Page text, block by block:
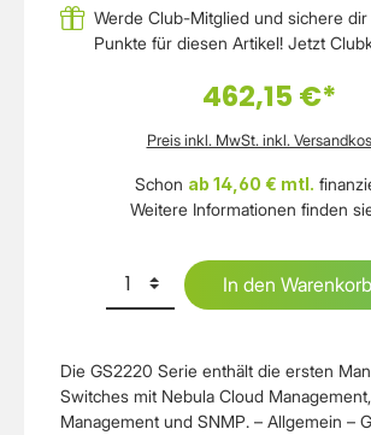
Die GS2220 Serie enthält die ersten
Switches mit Nebula Cloud
Management und SNMP. – Allgemein –
Werde Club-Mitglied und sichere
Punkte für diesen Artikel! Jetzt
462,15 €*
Preis inkl. MwSt. inkl.
Schon ab 14,60 € mtl.
Weitere Informationen finden
In den Warenkorb